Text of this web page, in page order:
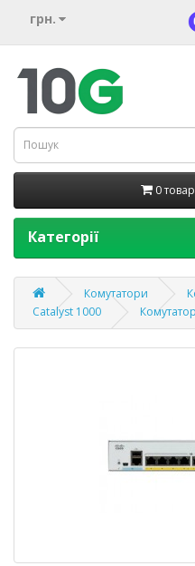
грн.
0
Категорії
Комутатори
Catalyst 1000